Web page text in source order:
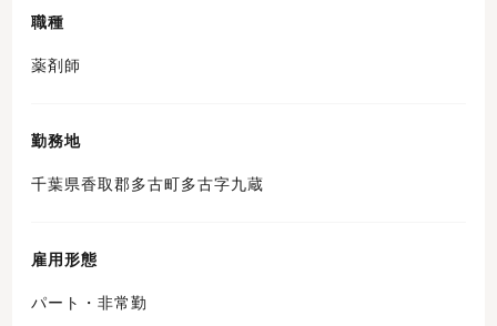
職種
薬剤師
勤務地
千葉県香取郡多古町多古字九蔵
雇用形態
パート・非常勤